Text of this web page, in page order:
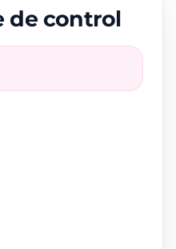
de control